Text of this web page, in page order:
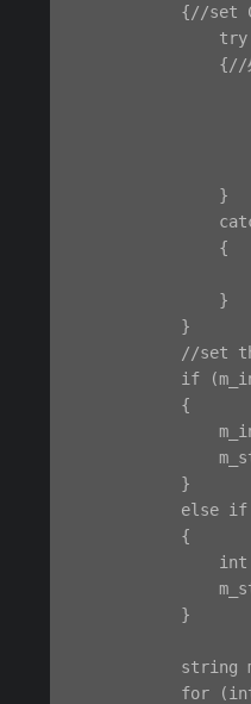
{//set
                try
{//
                }
                {
                }
            }
//set
if
            {
            }
else
            {
            }
string
for